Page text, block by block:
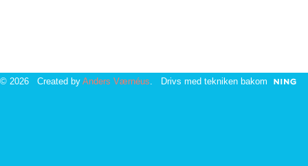
© 2026 Created by Anders Værnéus . Drivs med tekniken bakom